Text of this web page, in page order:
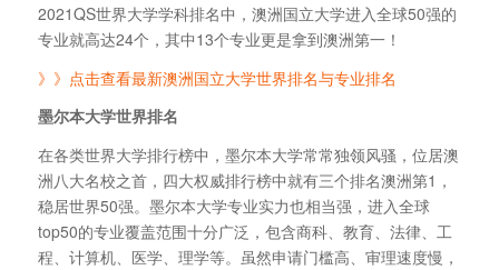
2021QS世界大学学科排名中，澳洲国立大学进入全球50强的
专业就高达24个，其中13个专业更是拿到澳洲第一！
》》点击查看最新澳洲国立大学世界排名与专业排名
墨尔本大学世界排名
在各类世界大学排行榜中，墨尔本大学常常独领风骚，位居澳
洲八大名校之首，四大权威排行榜中就有三个排名澳洲第1，
稳居世界50强。墨尔本大学专业实力也相当强，进入全球
top50的专业覆盖范围十分广泛，包含商科、教育、法律、工
程、计算机、医学、理学等。虽然申请门槛高、审理速度慢，